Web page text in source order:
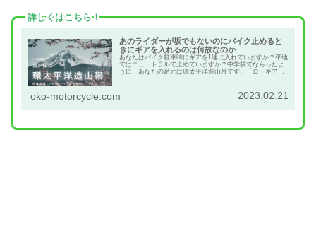
詳しくはこちら！
あのライダーが坂でもないのにバイク止めると
きにギアを入れるのは何故なのか
あなたはバイク駐車時にギアを1速に入れていますか？平地
ではニュートラルで止めていますか？中学校でならったよ
うに、あなたの足元は環太平洋造山帯です。「ローギアに
oko-motorcycle.com 2023.02.21